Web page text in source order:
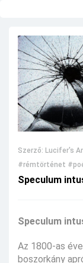
Szerző: Lucifer's
#rémtörténet
Speculum
Speculum
Az 1800-as
boszorkány